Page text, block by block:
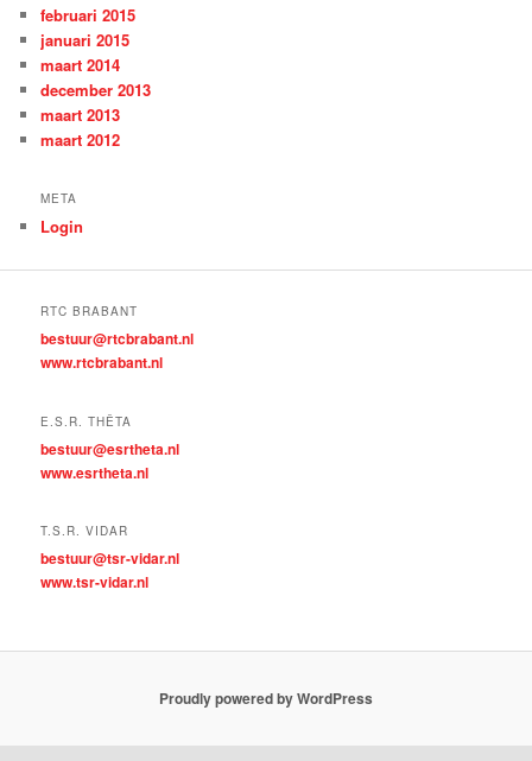
februari 2015
januari 2015
maart 2014
december 2013
maart 2013
maart 2012
META
Login
RTC BRABANT
bestuur@rtcbrabant.nl
www.rtcbrabant.nl
E.S.R. THÊTA
bestuur@esrtheta.nl
www.esrtheta.nl
T.S.R. VIDAR
bestuur@tsr-vidar.nl
www.tsr-vidar.nl
Proudly powered by WordPress